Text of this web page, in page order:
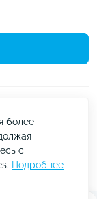
более
с
Подробнее